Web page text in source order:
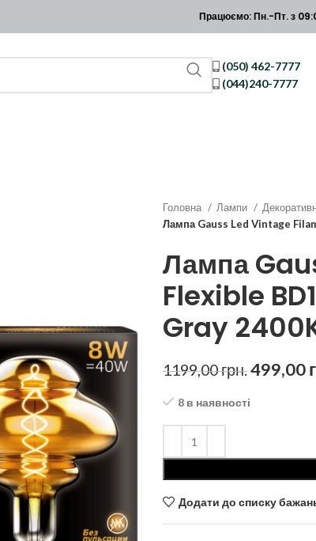
Працюємо: Пн.-Пт. з
(050) 462-7777
(044)240-7777
Головна Лампи
Лампа Gauss Led Vintage
Лампа
Flexible
Gray
1199,00грн.499,00
8 в наявності
Додати до списку